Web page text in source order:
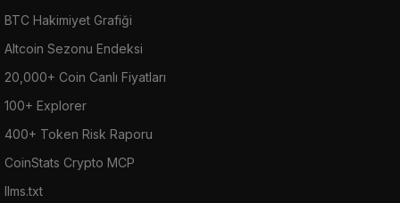
BTC Hakimiyet Grafiği
Altcoin Sezonu Endeksi
20,000+ Coin Canlı Fiyatları
100+ Explorer
400+ Token Risk Raporu
CoinStats Crypto MCP
llms.txt